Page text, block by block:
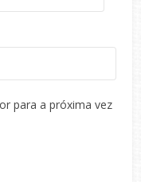
para a próxima vez